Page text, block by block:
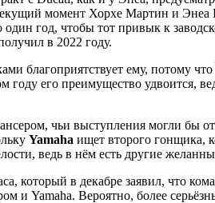
момент Хорхе Мартин и
год, чтобы тот привык к
в 2022 году.
благоприятствует ему, потому
его преимущество удвоится,
чьи выступления могли бы
Yamaha ищет второго гонщика,
ведь в нём есть другие
который в декабре заявил, что
и Yamaha. Вероятно, более